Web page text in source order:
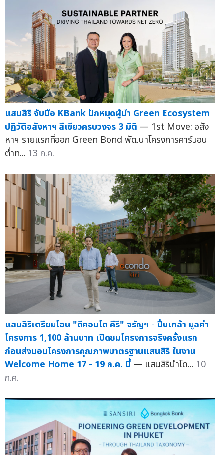
แสนสิริ จับมือ KBank ปักหมุดผู้นำ Green Ecosystem
ปฏิวัติอสังหาฯ สีเขียวครบวงจร 3 มิติ — 1st Move: อสัง
หาฯ รายแรกที่ออก Green Bond พัฒนาโครงการคาร์บอน
ต่ำท... 13 ก.ค.
แสนสิริเตรียมโอน "ดีคอนโด คีรี" จรัญฯ - ปิ่นเกล้า มูลค่า
โครงการ 1,100 ล้านบาท เปิดชมโครงการจริงครั้งแรก
ก่อนส่งมอบโครงการคุณภาพมาตรฐานแสนสิริ ในงาน
Welcome Home 17 - 19 ก.ค. นี้ — แสนสิรินำโด... 10
ก.ค.